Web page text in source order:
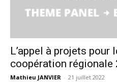
L’appel à projets pour
coopération régionale
Mathieu JANVIER - 21 juillet 2022